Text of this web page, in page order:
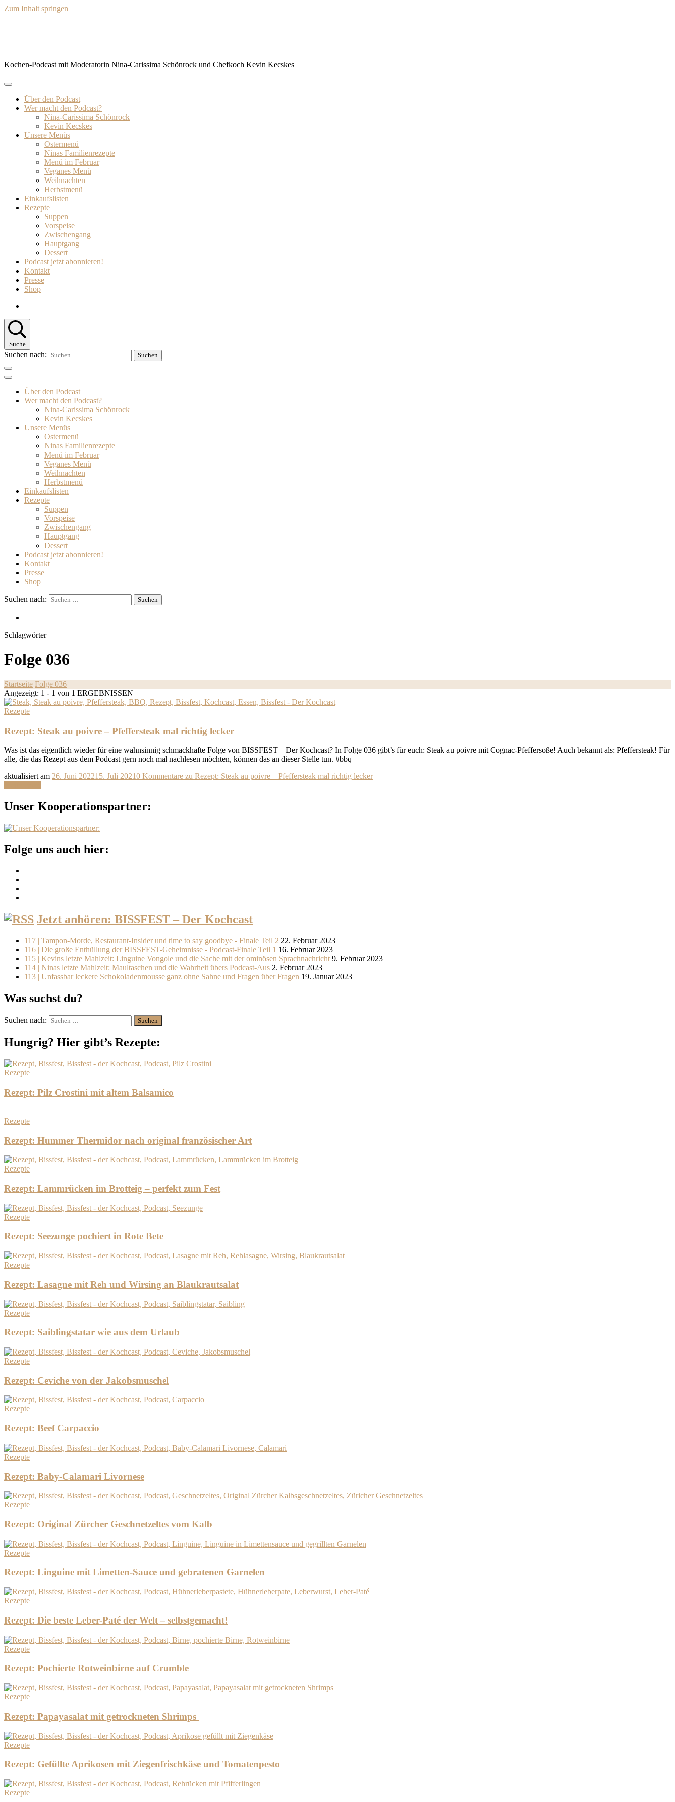
Zum Inhalt springen
Kochen-Podcast mit Moderatorin Nina-Carissima Schönrock und Chefkoch Kevin Kecskes
Über den Podcast
Wer macht den Podcast?
Nina-Carissima Schönrock
Kevin Kecskes
Unsere Menüs
Ostermenü
Ninas Familienrezepte
Menü im Februar
Veganes Menü
Weihnachten
Herbstmenü
Einkaufslisten
Rezepte
Suppen
Vorspeise
Zwischengang
Hauptgang
Dessert
Podcast jetzt abonnieren!
Kontakt
Presse
Shop
Suche
Suchen nach:
Über den Podcast
Wer macht den Podcast?
Nina-Carissima Schönrock
Kevin Kecskes
Unsere Menüs
Ostermenü
Ninas Familienrezepte
Menü im Februar
Veganes Menü
Weihnachten
Herbstmenü
Einkaufslisten
Rezepte
Suppen
Vorspeise
Zwischengang
Hauptgang
Dessert
Podcast jetzt abonnieren!
Kontakt
Presse
Shop
Suchen nach:
Schlagwörter
Folge 036
Startseite Folge 036
Angezeigt: 1 - 1 von 1 ERGEBNISSEN
Rezepte
Rezept: Steak au poivre – Pfeffersteak mal richtig lecker
Was ist das eigentlich wieder für eine wahnsinnig schmackhafte Folge von BISSFEST – Der Kochcast? In Folge 036 gibt’s für euch: Steak au poivre mit Cognac-Pfeffersoße! Auch bekannt als: Pfeffersteak! Für
alle, die das Rezept aus dem Podcast gern noch mal nachlesen möchten, können das an dieser Stelle tun. #bbq
aktualisiert am 26. Juni 202215. Juli 20210 Kommentare zu Rezept: Steak au poivre – Pfeffersteak mal richtig lecker
Unser Kooperationspartner:
Folge uns auch hier:
Jetzt anhören: BISSFEST – Der Kochcast
117 | Tampon-Morde, Restaurant-Insider und time to say goodbye - Finale Teil 2 22. Februar 2023
116 | Die große Enthüllung der BISSFEST-Geheimnisse - Podcast-Finale Teil 1 16. Februar 2023
115 | Kevins letzte Mahlzeit: Linguine Vongole und die Sache mit der ominösen Sprachnachricht 9. Februar 2023
114 | Ninas letzte Mahlzeit: Maultaschen und die Wahrheit übers Podcast-Aus 2. Februar 2023
113 | Unfassbar leckere Schokoladenmousse ganz ohne Sahne und Fragen über Fragen 19. Januar 2023
Was suchst du?
Suchen nach:
Hungrig? Hier gibt’s Rezepte:
Rezepte
Rezept: Pilz Crostini mit altem Balsamico
Rezepte
Rezept: Hummer Thermidor nach original französischer Art
Rezepte
Rezept: Lammrücken im Brotteig – perfekt zum Fest
Rezepte
Rezept: Seezunge pochiert in Rote Bete
Rezepte
Rezept: Lasagne mit Reh und Wirsing an Blaukrautsalat
Rezepte
Rezept: Saiblingstatar wie aus dem Urlaub
Rezepte
Rezept: Ceviche von der Jakobsmuschel
Rezepte
Rezept: Beef Carpaccio
Rezepte
Rezept: Baby-Calamari Livornese
Rezepte
Rezept: Original Zürcher Geschnetzeltes vom Kalb
Rezepte
Rezept: Linguine mit Limetten-Sauce und gebratenen Garnelen
Rezepte
Rezept: Die beste Leber-Paté der Welt – selbstgemacht!
Rezepte
Rezept: Pochierte Rotweinbirne auf Crumble
Rezepte
Rezept: Papayasalat mit getrockneten Shrimps
Rezepte
Rezept: Gefüllte Aprikosen mit Ziegenfrischkäse und Tomatenpesto
Rezepte